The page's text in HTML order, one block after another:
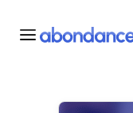
Toutes les actus